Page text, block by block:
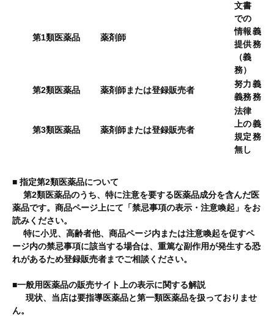
第1類医薬品 薬剤師
文書
での
情報
提供
（義
務）
義
務
第2類医薬品 薬剤師または登録販売者
努力
義務
義
務
第3類医薬品 薬剤師または登録販売者
法律
上の
規定
無し
義
務
■ 指定第2類医薬品について
第2類医薬品のうち、特に注意を要する医薬品成分を含んだ医
薬品です。商品ページ上にて「禁忌事項の表示・注意喚起」をお
読みください。
特に小児、高齢者他、商品ページ内または注意喚起を促すペ
ージ内の禁忌事項に該当する場合は、重篤な副作用が発生する恐
れがあるため登録販売者までご相談ください。
■一般用医薬品の販売サイト上の表示に関する解説
現状、当店は要指導医薬品と第一類医薬品を扱っておりませ
ん。